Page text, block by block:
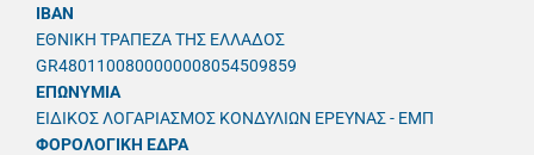
IBAN
ΕΘΝΙΚΗ ΤΡΑΠΕΖΑ ΤΗΣ ΕΛΛΑΔΟΣ
GR4801100800000008054509859
ΕΠΩΝΥΜΙΑ
ΕΙΔΙΚΟΣ ΛΟΓΑΡΙΑΣΜΟΣ ΚΟΝΔΥΛΙΩΝ ΕΡΕΥΝΑΣ - ΕΜΠ
ΦΟΡΟΛΟΓΙΚΗ ΕΔΡΑ